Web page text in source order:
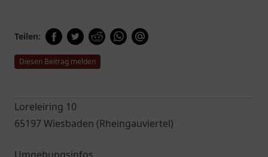
Teilen:
Diesen Beitrag melden
Loreleiring 10
65197 Wiesbaden (Rheingauviertel)